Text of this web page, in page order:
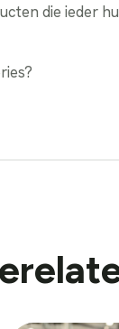
die ieder